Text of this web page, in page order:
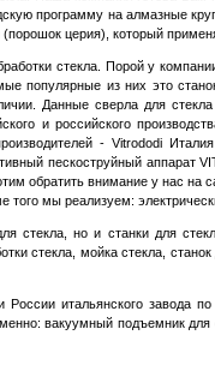
программу на алмазные
церия), который
стекла. Порой у
популярные из них это
Данные сверла для
и российского
-Vitrododi Италия
пескоструйный аппарат
обратить внимание у нас
мы реализуем:
но и станки для
стекла, мойка стекла,
итальянского завода по
вакуумный подъемник для